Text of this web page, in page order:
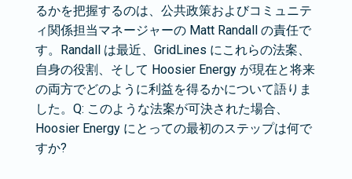
るかを把握するのは、公共政策およびコミュニテ
ィ関係担当マネージャーの Matt Randall の責任で
す。Randall は最近、GridLines にこれらの法案、
自身の役割、そして Hoosier Energy が現在と将来
の両方でどのように利益を得るかについて語りま
した。Q: このような法案が可決された場合、
Hoosier Energy にとっての最初のステップは何で
すか?